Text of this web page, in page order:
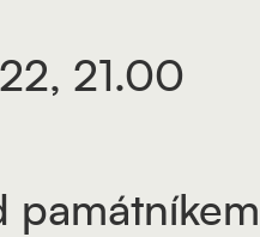
21.00
památníkem